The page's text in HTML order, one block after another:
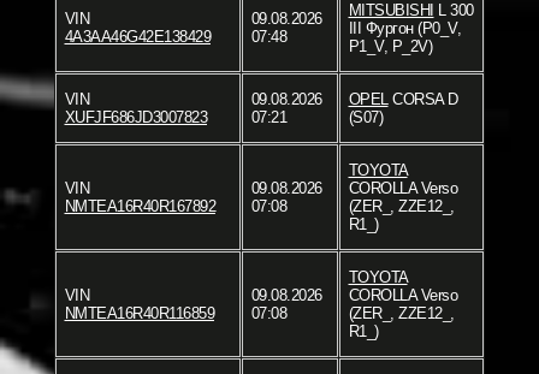
VIN
4A3AA46G42E138429
09.08.2026
07:48
MITSUBISHI L 300
III Фургон (P0_V,
P1_V, P_2V)
VIN
XUFJF686JD3007823
09.08.2026
07:21
OPELCORSA D
(S07)
VIN
NMTEA16R40R167892
09.08.2026
07:08
TOYOTA
COROLLA Verso
(ZER_, ZZE12_,
R1_)
VIN
NMTEA16R40R116859
09.08.2026
07:08
TOYOTA
COROLLA Verso
(ZER_, ZZE12_,
R1_)